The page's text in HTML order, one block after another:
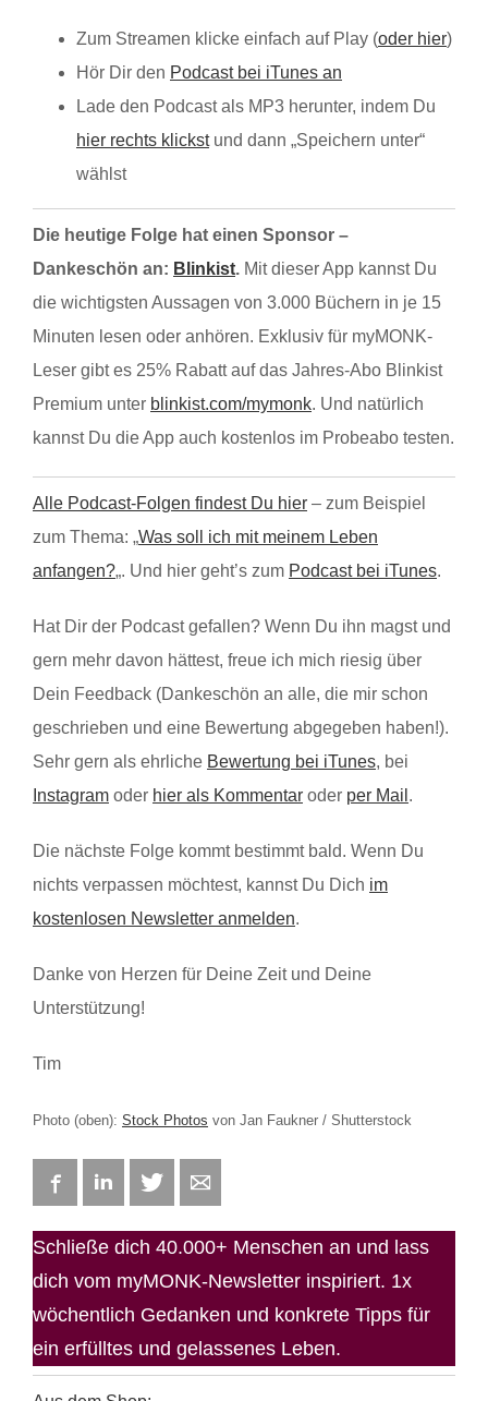
Zum Streamen klicke einfach auf Play (oder hier)
Hör Dir den Podcast bei iTunes an
Lade den Podcast als MP3 herunter, indem Du
hier rechts klickstund dann „Speichern unter“
wählst
Die heutige Folge hat einen Sponsor –
Dankeschön an: Blinkist. Mit dieser App kannst Du
die wichtigsten Aussagen von 3.000 Büchern in je 15
Minuten lesen oder anhören. Exklusiv für myMONK-
Leser gibt es 25% Rabatt auf das Jahres-Abo Blinkist
Premium unter blinkist.com/mymonk. Und natürlich
kannst Du die App auch kostenlos im Probeabo testen.
Alle Podcast-Folgen findest Du hier – zum Beispiel
zum Thema: „Was soll ich mit meinem Leben
anfangen?„. Und hier geht’s zum Podcast bei iTunes.
Hat Dir der Podcast gefallen? Wenn Du ihn magst und
gern mehr davon hättest, freue ich mich riesig über
Dein Feedback (Dankeschön an alle, die mir schon
geschrieben und eine Bewertung abgegeben haben!).
Sehr gern als ehrliche Bewertung bei iTunes, bei
Instagram oder hier als Kommentar oder per Mail .
Die nächste Folge kommt bestimmt bald. Wenn Du
nichts verpassen möchtest, kannst Du Dich im
kostenlosen Newsletter anmelden.
Danke von Herzen für Deine Zeit und Deine
Unterstützung!
Tim
Photo (oben): Stock Photos von Jan Faukner / Shutterstock
FacebookLinkedIn Twitter
Schließe dich 40.000+ Menschen an und lass
dich vom myMONK-Newsletter inspiriert. 1x
wöchentlich Gedanken und konkrete Tipps für
ein erfülltes und gelassenes Leben.